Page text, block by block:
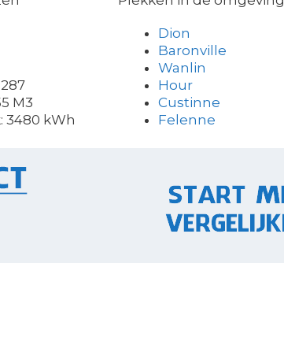
M3
3480 kWh
Dion
Baronville
Wanlin
Hour
Custinne
Felenne